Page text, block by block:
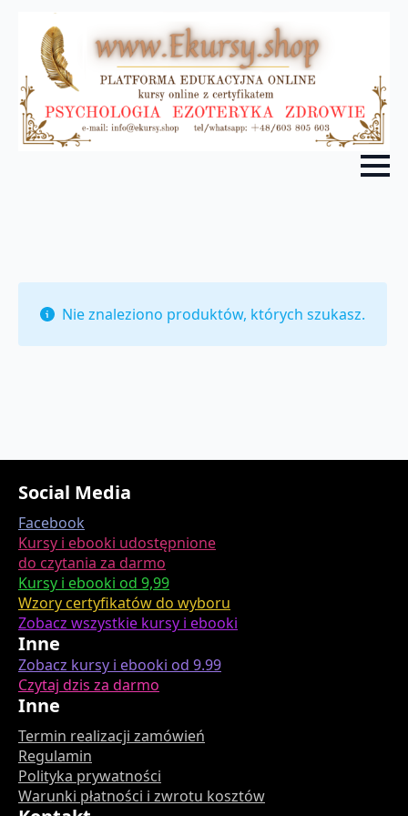
Nie znaleziono produktów, których szukasz.
Social Media
Facebook
Kursy i ebooki udostępnione
do czytania za darmo
Kursy i ebooki od 9,99
Wzory certyfikatów do wyboru
Zobacz wszystkie kursy i ebooki
Inne
Zobacz kursy i ebooki od 9.99
Czytaj dzis za darmo
Inne
Termin realizacji zamówień
Regulamin
Polityka prywatności
Warunki płatności i zwrotu kosztów